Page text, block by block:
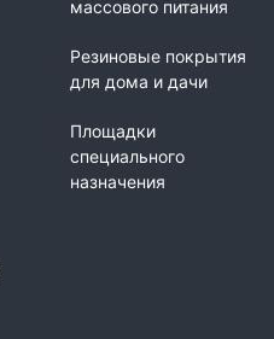
массового питания
Резиновые покрытия
для дома и дачи
Площадки
специального
назначения